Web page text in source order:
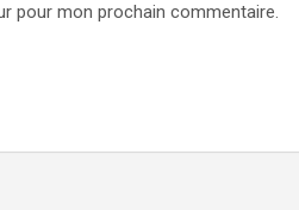
pour mon prochain commentaire.